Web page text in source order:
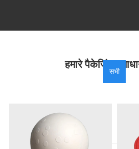
हमारे पैकेजिंग
सभी